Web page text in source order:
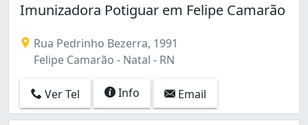
Imunizadora Potiguar em Felipe Camarão
Rua Pedrinho Bezerra, 1991
Felipe Camarão - Natal - RN
Ver Tel Info Email